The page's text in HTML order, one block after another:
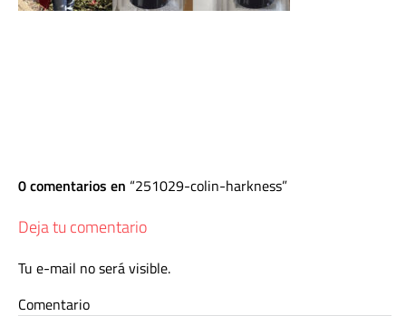
0 comentarios en 251029-colin-harkness
Deja tu comentario
Tu e-mail no será visible.
Comentario